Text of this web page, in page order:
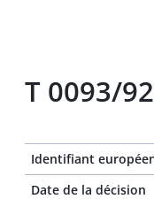
T 0093/
Identifiant
Date de la décision